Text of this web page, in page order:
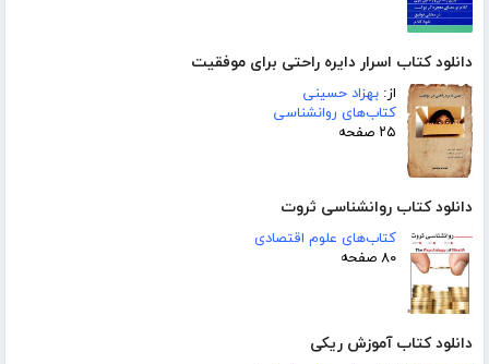
دانلود کتاب اسرار دایره راحتی برای موفقیت
از: بهزاد حسینی
کتاب‌های روانشناسی
۲۵ صفحه
دانلود کتاب روانشناسی ثروت
کتاب‌های علوم اقتصادی
۸۰ صفحه
دانلود کتاب آموزش ریکی